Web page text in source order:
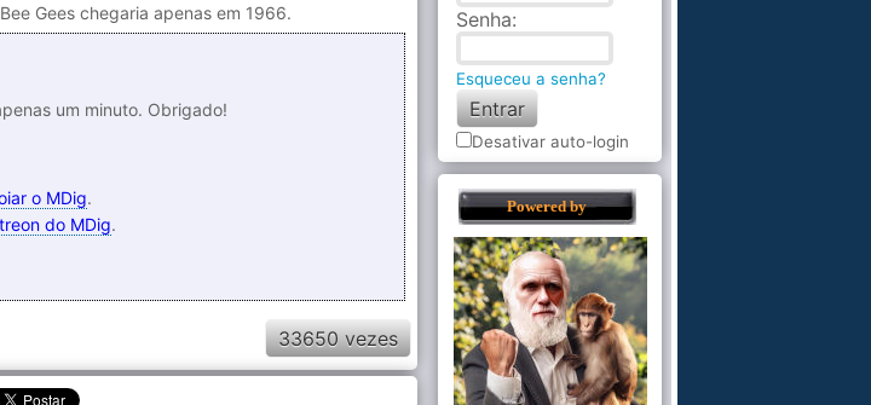
Gees chegaria apenas em 1966.
um minuto. Obrigado!
o MDig.
do MDig.
33650 vezes
Senha:
Esqueceu a senha?
Desativar auto-login
Powered by